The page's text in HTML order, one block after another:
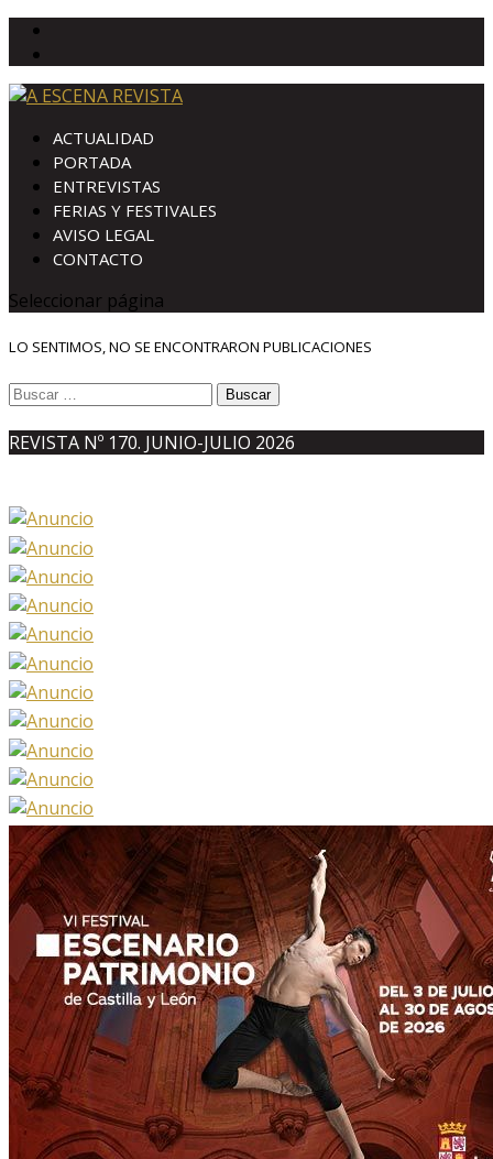
ACTUALIDAD
PORTADA
ENTREVISTAS
FERIAS Y FESTIVALES
AVISO LEGAL
CONTACTO
Seleccionar página
LO SENTIMOS, NO SE ENCONTRARON PUBLICACIONES
Buscar:
REVISTA Nº 170. JUNIO-JULIO 2026